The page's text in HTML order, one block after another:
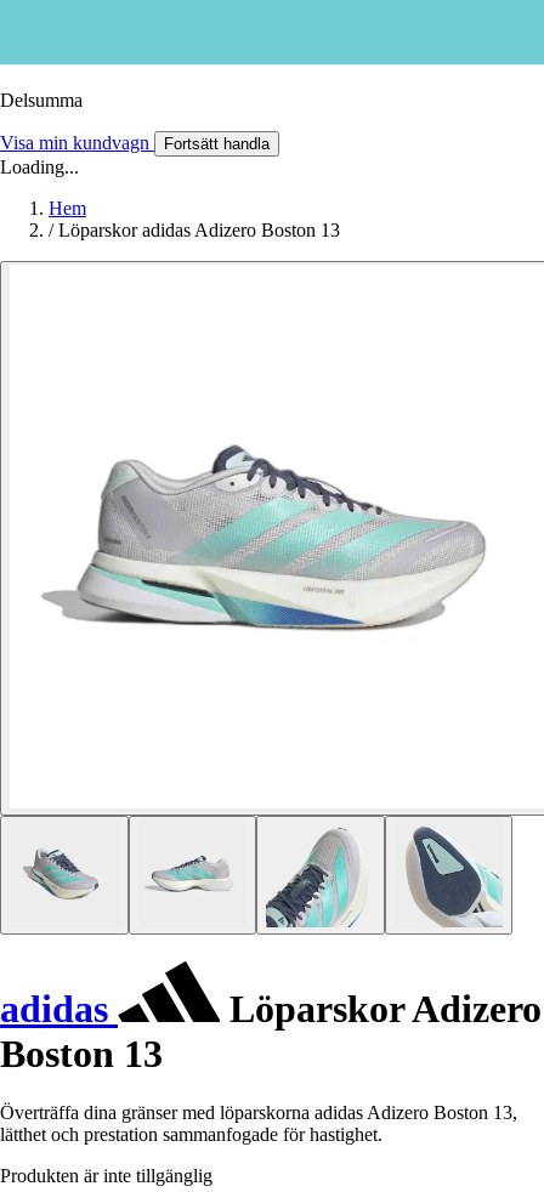
Delsumma
Visa min kundvagn Fortsätt handla
Loading...
Hem
/ Löparskor adidas Adizero Boston 13
adidas
Löparskor Adizero
Boston 13
Överträffa dina gränser med löparskorna adidas Adizero Boston 13,
lätthet och prestation sammanfogade för hastighet.
Produkten är inte tillgänglig